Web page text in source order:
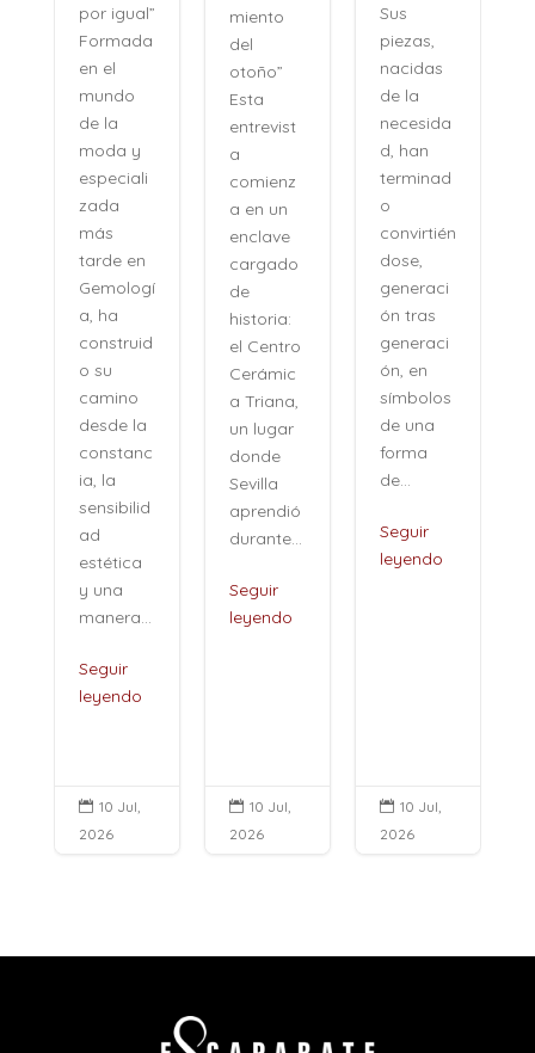
por igual”
Formada
en el
mundo
de la
moda y
especiali
zada
más
tarde en
Gemologí
a, ha
construid
o su
camino
desde la
constanc
ia, la
sensibilid
ad
estética
y una
manera...
Seguir
leyendo
 10 Jul,
2026
miento
del
otoño”
Esta
entrevist
a
comienz
a en un
enclave
cargado
de
historia:
el Centro
Cerámic
a Triana,
un lugar
donde
Sevilla
aprendió
durante...
Seguir
leyendo
 10 Jul,
2026
Sus
piezas,
nacidas
de la
necesida
d, han
terminad
o
convirtién
dose,
generaci
ón tras
generaci
ón, en
símbolos
de una
forma
de...
Seguir
leyendo
 10 Jul,
2026